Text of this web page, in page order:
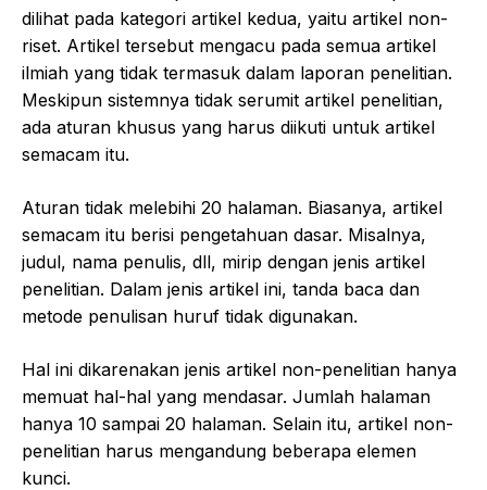
dilihat pada kategori artikel kedua, yaitu artikel non-
riset. Artikel tersebut mengacu pada semua artikel
ilmiah yang tidak termasuk dalam laporan penelitian.
Meskipun sistemnya tidak serumit artikel penelitian,
ada aturan khusus yang harus diikuti untuk artikel
semacam itu.
Aturan tidak melebihi 20 halaman. Biasanya, artikel
semacam itu berisi pengetahuan dasar. Misalnya,
judul, nama penulis, dll, mirip dengan jenis artikel
penelitian. Dalam jenis artikel ini, tanda baca dan
metode penulisan huruf tidak digunakan.
Hal ini dikarenakan jenis artikel non-penelitian hanya
memuat hal-hal yang mendasar. Jumlah halaman
hanya 10 sampai 20 halaman. Selain itu, artikel non-
penelitian harus mengandung beberapa elemen
kunci.